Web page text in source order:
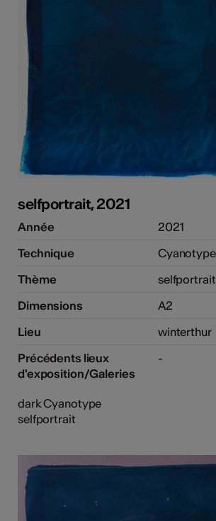
selfportrait, 2021
Année
2021
Technique
Cyanotype
Thème
selfportrait
Dimensions
A2
Lieu
winterthur
Précédents lieux
d'exposition/Galeries
-
dark Cyanotype
selfportrait